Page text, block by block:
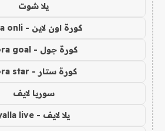
يلا شوت
كورة اون لاين - kora onli
كورة جول - kora goal
كورة ستار - kora star
سوريا لايف
يلا لايف - yalla live